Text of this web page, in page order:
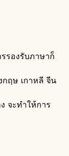
รองรับภาษาก็
ฤษ เกาหลี จีน
จะทำให้การ